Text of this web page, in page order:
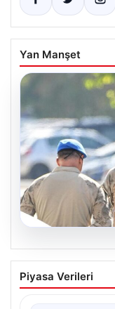
Yan Manşet
07.08.2026
Menderes
ve Diğer
Piyasa Verileri